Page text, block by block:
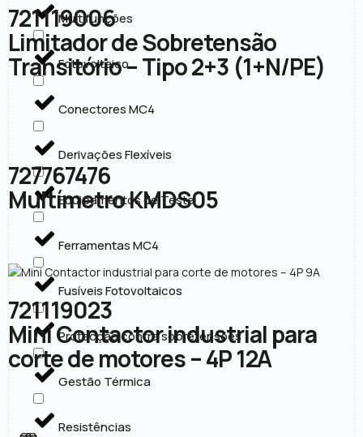
Multifunções
Fotovoltaico
Conectores MC4
Derivações Flexíveis
Equipamentos de Teste
Ferramentas MC4
Fusíveis Fotovoltaicos
Protecção contra sobretensões
Gestão Térmica
Resistências
721119006
Limitador de Sobretensão
Transitório – Tipo 2+3 (1+N/PE)
727767476
Multímetro KMDS05
721119023
Mini Contactor industrial para
corte de motores – 4P 12A